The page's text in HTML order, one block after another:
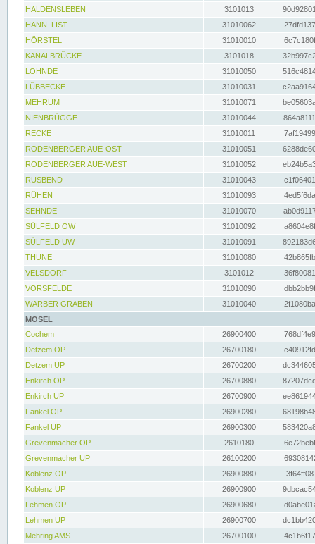
HALDENSLEBEN
3101013
HANN. LIST
31010062
HÖRSTEL
31010010
KANALBRÜCKE
3101018
LOHNDE
31010050
LÜBBECKE
31010031
MEHRUM
31010071
NIENBRÜGGE
31010044
RECKE
31010011
RODENBERGER AUE-OST
31010051
RODENBERGER AUE-WEST
31010052
RUSBEND
31010043
RÜHEN
31010093
SEHNDE
31010070
SÜLFELD OW
31010092
SÜLFELD UW
31010091
THUNE
31010080
VELSDORF
3101012
VORSFELDE
31010090
WARBER GRABEN
31010040
MOSEL
Cochem
26900400
Detzem OP
26700180
Detzem UP
26700200
Enkirch OP
26700880
Enkirch UP
26700900
Fankel OP
26900280
Fankel UP
26900300
Grevenmacher OP
2610180
Grevenmacher UP
26100200
Koblenz OP
26900880
Koblenz UP
26900900
Lehmen OP
26900680
Lehmen UP
26900700
Mehring AMS
26700100